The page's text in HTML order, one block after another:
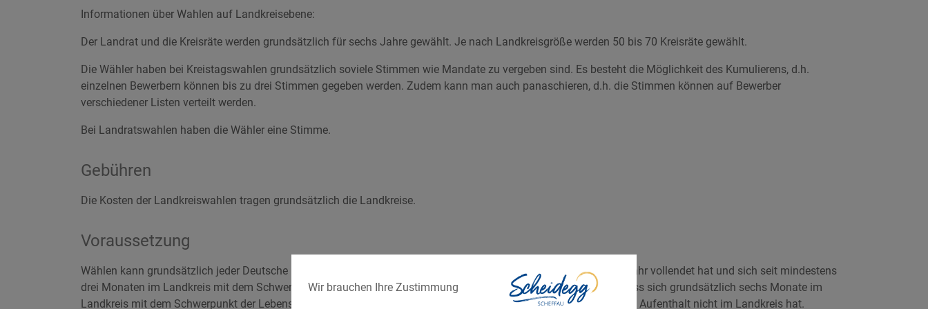
Informationen über Wahlen auf Landkreisebene:
Der Landrat und die Kreisräte werden grundsätzlich für sechs Jahre gewählt. Je nach Landkreisgröße werden 50 bis 70 Kreisräte gewählt.
Die Wähler haben bei Kreistagswahlen grundsätzlich soviele Stimmen wie Mandate zu vergeben sind. Es besteht die Möglichkeit des Kumulierens, d.h.
einzelnen Bewerbern können bis zu drei Stimmen gegeben werden. Zudem kann man auch panaschieren, d.h. die Stimmen können auf Bewerber
verschiedener Listen verteilt werden.
Bei Landratswahlen haben die Wähler eine Stimme.
Gebühren
Die Kosten der Landkreiswahlen tragen grundsätzlich die Landkreise.
Voraussetzung
Wählen kann grundsätzlich jeder Deutsche und jeder ausländische Unionsbürger, der am Wahltag das 18. Lebensjahr vollendet hat und sich seit mindestens
drei Monaten im Landkreis mit dem Schwerpunkt seiner Lebensbeziehungen aufhält. Wer gewählt werden will, muss sich grundsätzlich sechs Monate im
Landkreis mit dem Schwerpunkt der Lebensbeziehung aufhalten; zum Landrat kann auch gewählt werden, wer den Aufenthalt nicht im Landkreis hat.
Wir brauchen Ihre Zustimmung